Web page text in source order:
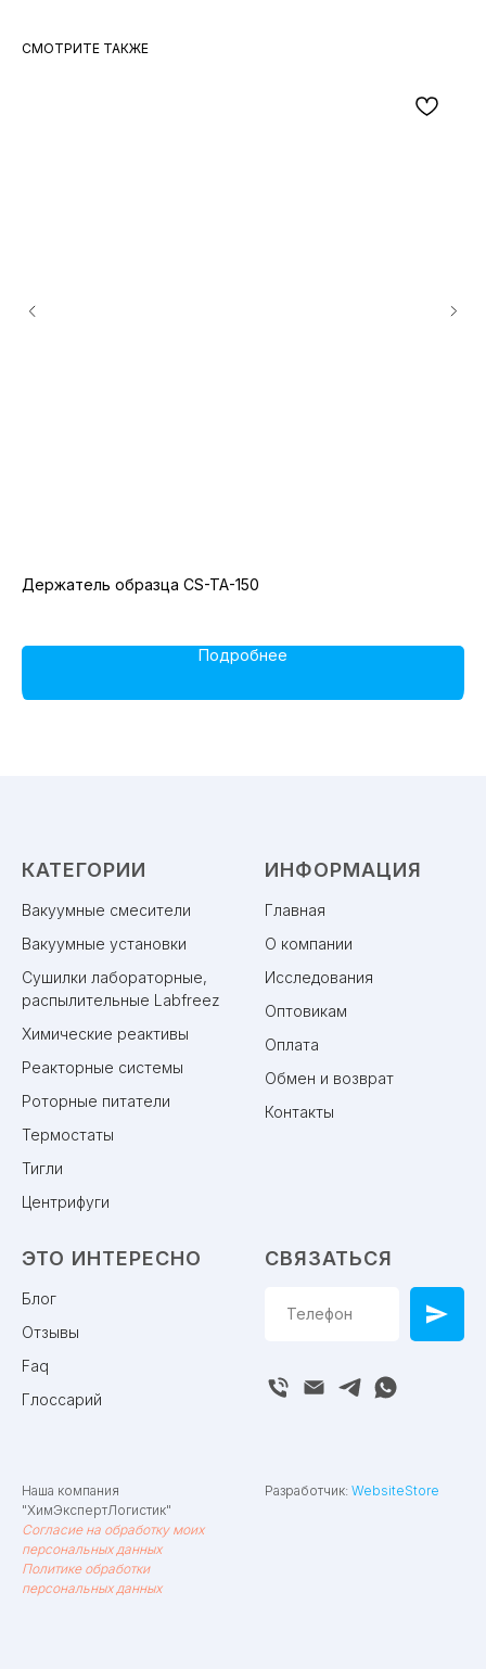
СМОТРИТЕ ТАКЖЕ
Держатель образца CS-TA-150
Подробнее
КАТЕГОРИИ
Вакуумные смесители
Вакуумные установки
Сушилки лабораторные,
распылительные Labfreez
Химические реактивы
Реакторные системы
Роторные питатели
Термостаты
Тигли
Центрифуги
ИНФОРМАЦИЯ
Главная
О компании
Исследования
Оптовикам
Оплата
Обмен и возврат
Контакты
ЭТО ИНТЕРЕСНО
Блог
Отзывы
Faq
Глоссарий
СВЯЗАТЬСЯ
Наша компания
"ХимЭкспертЛогистик"
Согласие на обработку моих
персональных данных
Политике обработки
персональных данных
Разработчик: WebsiteStore